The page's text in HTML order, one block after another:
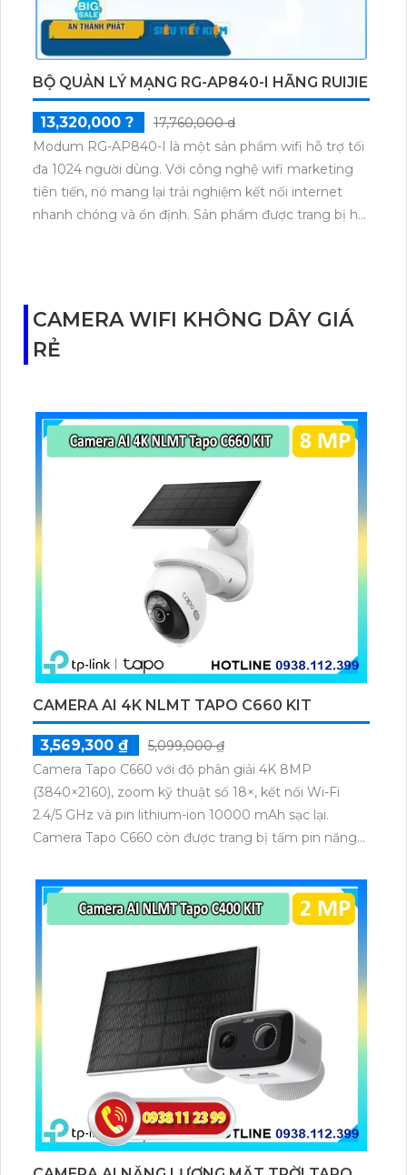
BỘ QUẢN LÝ MẠNG RG-AP840-I HÃNG RUIJIE
13,320,000 ?
17,760,000 d
Modum RG-AP840-I là một sản phẩm wifi hỗ trợ tối
đa 1024 người dùng. Với công nghệ wifi marketing
tiên tiến, nó mang lại trải nghiệm kết nối internet
nhanh chóng và ổn định. Sản phẩm được trang bị hai
phù hợp với môi trường mạng đa dạng. Khả năng
này cho phép nhiều người dùng truy cập internet
cùng lúc mà không gặp tình trạng đứt quãng hay
từ gia đình, văn phòng cho đến các doanh nghiệp.
Với Modum RG-AP840-I, việc truy cập internet trở
CAMERA WIFI KHÔNG DÂY GIÁ
RẺ
CAMERA AI 4K NLMT TAPO C660 KIT
3,569,300 ₫
5,099,000 ₫
Camera Tapo C660 với độ phân giải 4K 8MP
(3840×2160), zoom kỹ thuật số 18×, kết nối Wi-Fi
2.4/5 GHz và pin lithium-ion 10000 mAh sạc lại.
Camera Tapo C660 còn được trang bị tấm pin năng
thú cưng, phương tiện, lưu trữ thẻ microSD tối đa 512
GB.